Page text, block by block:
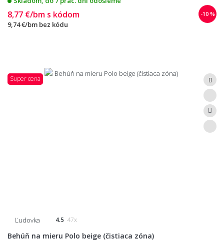
-10 %
8,77 €/bm s kódom
9,74 €/bm bez kódu
Super cena
Ľudovka 4.5 47x
Behúň na mieru Polo beige (čistiaca zóna)